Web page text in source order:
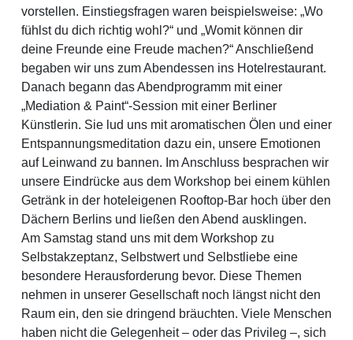
vorstellen. Einstiegsfragen waren beispielsweise: „Wo
fühlst du dich richtig wohl?“ und „Womit können dir
deine Freunde eine Freude machen?“ Anschließend
begaben wir uns zum Abendessen ins Hotelrestaurant.
Danach begann das Abendprogramm mit einer
„Mediation & Paint“-Session mit einer Berliner
Künstlerin. Sie lud uns mit aromatischen Ölen und einer
Entspannungsmeditation dazu ein, unsere Emotionen
auf Leinwand zu bannen. Im Anschluss besprachen wir
unsere Eindrücke aus dem Workshop bei einem kühlen
Getränk in der hoteleigenen Rooftop-Bar hoch über den
Dächern Berlins und ließen den Abend ausklingen.
Am Samstag stand uns mit dem Workshop zu
Selbstakzeptanz, Selbstwert und Selbstliebe eine
besondere Herausforderung bevor. Diese Themen
nehmen in unserer Gesellschaft noch längst nicht den
Raum ein, den sie dringend bräuchten. Viele Menschen
haben nicht die Gelegenheit – oder das Privileg –, sich